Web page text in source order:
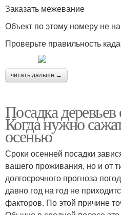
Заказать межевание
Объект по этому номеру не
Проверьте правильность
читать дальше →
Посадка
Когда нужно
осенью
Сроки осенней посадки
вашего проживания, но и от
долгосрочного прогноза
давно год на год не
факторов. По этой причине